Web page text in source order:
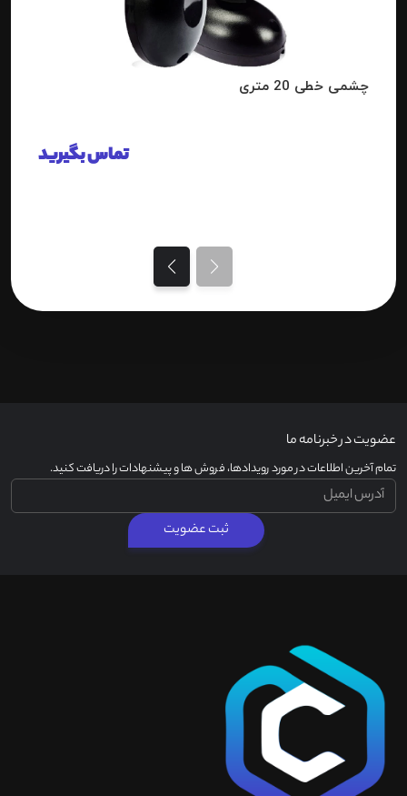
چشمی خطی 20 متری
تماس بگیرید
عضویت در خبرنامه ما
تمام آخرین اطلاعات در مورد رویدادها، فروش ها و پیشنهادات را دریافت کنید.
ثبت عضویت